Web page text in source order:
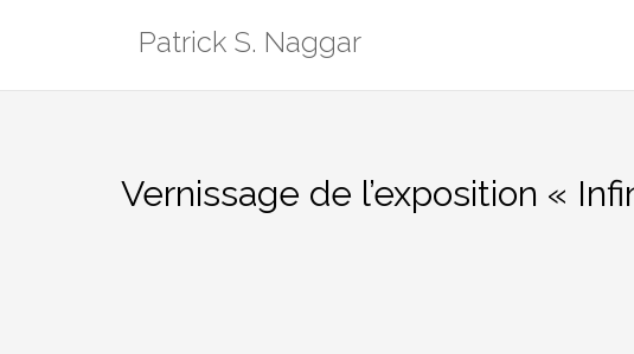
Patrick S. Naggar
Vernissage de l’exposition «